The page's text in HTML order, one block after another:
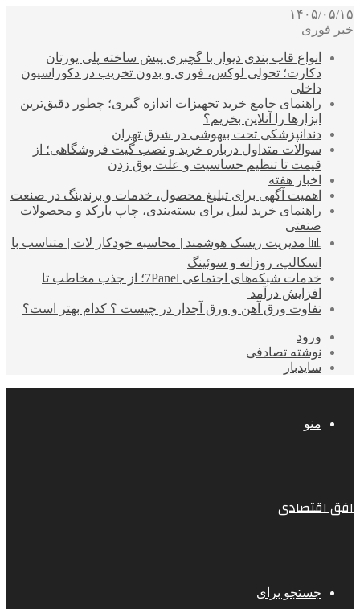
۱۴۰۵/۰۵/۱۵
خبر فوری
انواع قاب بندی دیوار با گچبری پیش ساخته پلی یورتان
دکارت؛ تحولی لوکس، فوری و بدون تخریب در دکوراسیون
داخلی
راهنمای جامع خرید تجهیزات اندازه گیری؛ چطور دقیق‌ترین
ابزارها را آنلاین بخریم؟
دندانپزشکی تحت بیهوشی در شرق تهران
سوالات متداول درباره خرید و نصب گیت فروشگاهی؛ از
قیمت تا تنظیم حساسیت و علت بوق زدن
اخبار هفته
اهمیت آگهی برای تبلیغ محصول، خدمات و برندینگ در صنعت
راهنمای خرید لیبل برای بسته‌بندی، چاپ بارکد و محصولات
صنعتی
📊 مدیریت ریسک هوشمند | محاسبه خودکار لات | متناسب با
اسکالپ، روزانه و سوئینگ
خدمات شبکه‌های اجتماعی 7Panel؛ از جذب مخاطب تا
افزایش درآمد
تفاوت ورق آهن و ورق آجدار در چیست ؟ کدام بهتر است؟
ورود
نوشته تصادفی
سایدبار
منو
افق اقتصادی
جستجو برای